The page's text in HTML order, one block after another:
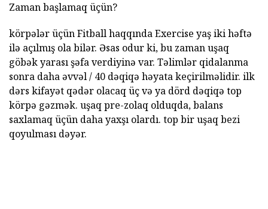
Zaman başlamaq üçün?
körpələr üçün Fitball haqqında Exercise yaş iki həftə
ilə açılmış ola bilər. Əsas odur ki, bu zaman uşaq
göbək yarası şəfa verdiyinə var. Təlimlər qidalanma
sonra daha əvvəl / 40 dəqiqə həyata keçirilməlidir. ilk
dərs kifayət qədər olacaq üç və ya dörd dəqiqə top
körpə gəzmək. uşaq pre-zolaq olduqda, balans
saxlamaq üçün daha yaxşı olardı. top bir uşaq bezi
qoyulması dəyər.